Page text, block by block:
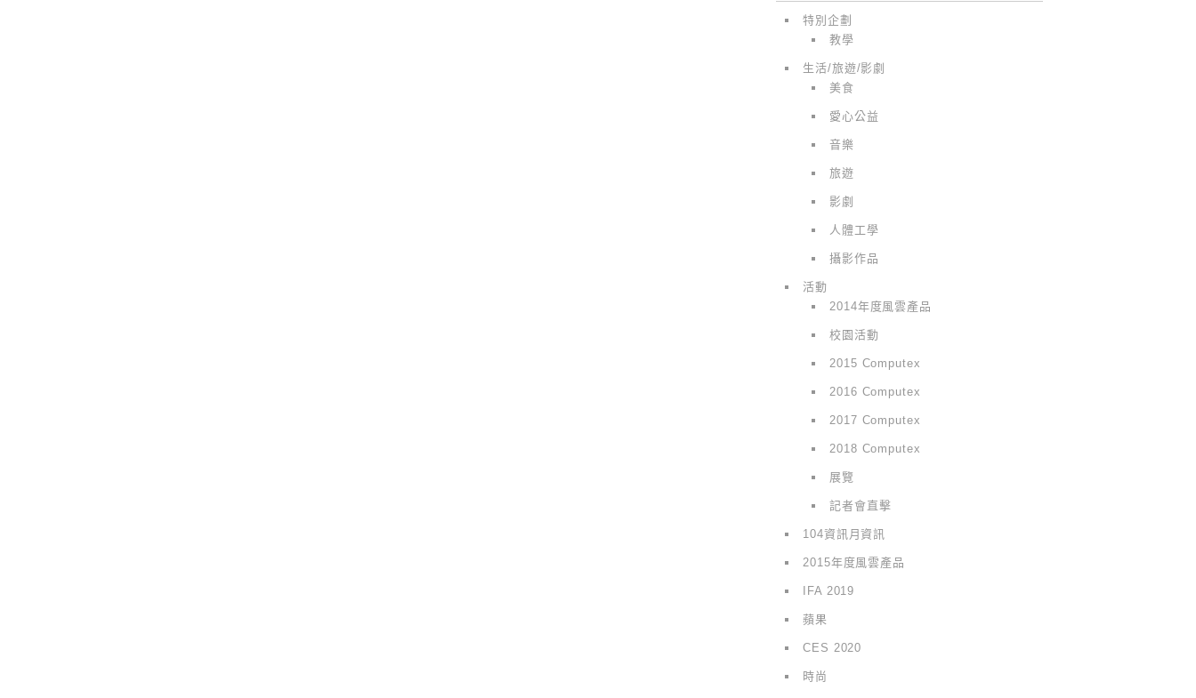
特別企劃
教學
生活/旅遊/影劇
美食
愛心公益
音樂
旅遊
影劇
人體工學
攝影作品
活動
2014年度風雲產品
校園活動
2015 Computex
2016 Computex
2017 Computex
2018 Computex
展覽
記者會直擊
104資訊月資訊
2015年度風雲產品
IFA 2019
蘋果
CES 2020
時尚